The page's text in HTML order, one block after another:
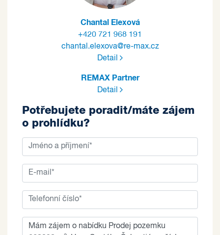
Chantal Elexová
+420 721 968 191
chantal.elexova@re-max.cz
Detail
REMAX Partner
Detail
Potřebujete poradit/máte zájem
o prohlídku?